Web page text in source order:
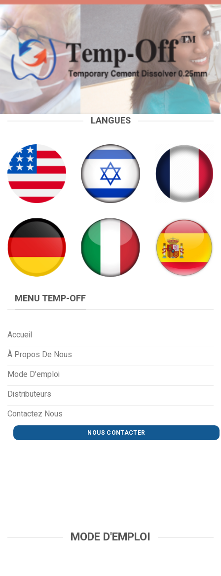
LANGUES
MENU TEMP-OFF
Accueil
À Propos De Nous
Mode D'emploi
Distributeurs
Contactez Nous
NOUS CONTACTER
MODE D'EMPLOI